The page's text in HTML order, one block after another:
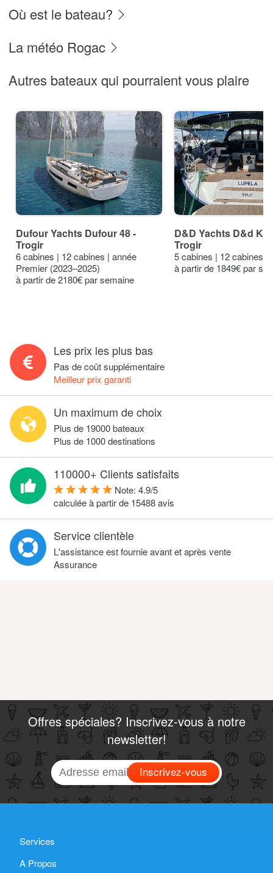
Où est le bateau?
La météo Rogac
Autres bateaux qui pourraient vous plaire
Dufour Yachts Dufour 48 -
Trogir
6 cabines | 12 cabines | année
Premier (2023–2025)
à partir de 2180€ par semaine
D&D Yachts D&d
Trogir
5 cabines | 12 cabines |
à partir de 1849€ par
Les prix les plus bas
Pas de coût supplémentaire
Meilleur prix garanti
Un maximum de choix
Plus de 19000 bateaux
Plus de 1000 destinations
110000+ Clients satisfaits
Note: 4.9/5
calculée à partir de 15488avis
Service clientèle
L'assistance est fournie avant et après vente
Assurance
Offres spéciales? Inscrivez-vous à notre
newsletter!
Inscrivez-vous
Services
A Propos